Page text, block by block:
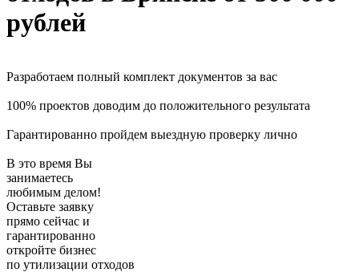
рублей
Разработаем полный комплект документов за вас
100% проектов доводим до положительного результата
Гарантированно пройдем выездную проверку лично
В это время Вы
занимаетесь
любимым делом!
Оставьте заявку
прямо сейчас и
гарантированно
откройте бизнес
по утилизации отходов